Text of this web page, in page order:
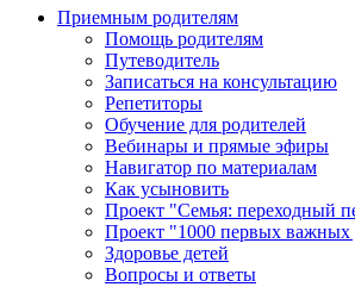
Приемным родителям
Помощь родителям
Путеводитель
Записаться на консультацию
Репетиторы
Обучение для родителей
Вебинары и прямые эфиры
Навигатор по материалам
Как усыновить
Проект "Семья: переходный
Проект "1000 первых важных
Здоровье детей
Вопросы и ответы